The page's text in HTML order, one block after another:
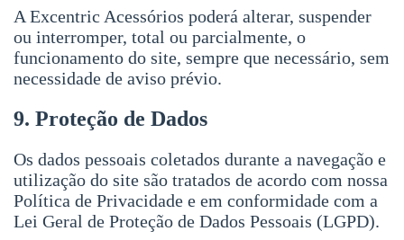
A Excentric Acessórios poderá alterar, suspender
ou interromper, total ou parcialmente, o
funcionamento do site, sempre que necessário, sem
necessidade de aviso prévio.
9. Proteção de Dados
Os dados pessoais coletados durante a navegação e
utilização do site são tratados de acordo com nossa
Política de Privacidade e em conformidade com a
Lei Geral de Proteção de Dados Pessoais (LGPD).